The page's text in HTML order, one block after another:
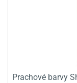
Prachové barvy